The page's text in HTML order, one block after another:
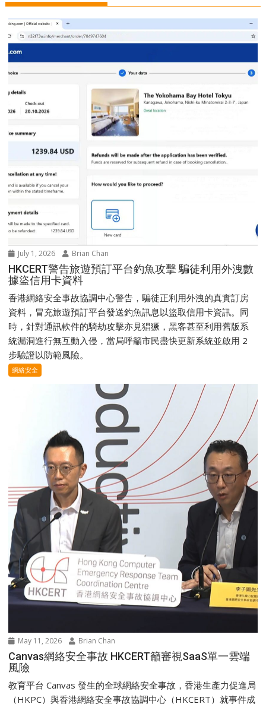
July 1, 2026 Brian Chan
HKCERT警告旅遊預訂平台釣魚攻擊 騙徒利用外洩數
據盜信用卡資料
香港網絡安全事故協調中心警告，騙徒正利用外洩的真實訂房
資料，冒充旅遊預訂平台發送釣魚訊息以盜取信用卡資訊。同
時，針對通訊軟件的騎劫攻擊亦見猖獗，黑客甚至利用舊版系
統漏洞進行無互動入侵，當局呼籲市民盡快更新系統並啟用 2
步驗證以防範風險。
網絡安全
May 11, 2026 Brian Chan
Canvas網絡安全事故 HKCERT籲審視SaaS單一雲端
風險
教育平台 Canvas 發生的全球網絡安全事故，香港生產力促進局
（HKPC）與香港網絡安全事故協調中心（HKCERT）就事件成